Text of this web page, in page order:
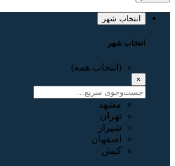
انتخاب شهر
انتخاب شهر
(انتخاب همه)
×
مشهد
تهران
شیراز
اصفهان
کیش